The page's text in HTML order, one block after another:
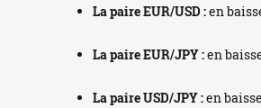
La paire EUR/USD :en
La paire EUR/JPY :en
La paire USD/JPY :en